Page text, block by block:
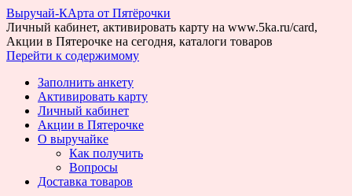
Выручай-КАрта от Пятёрочки
Личный кабинет, активировать карту на www.5ka.ru/card,
Акции в Пятерочке на сегодня, каталоги товаров
Перейти к содержимому
Заполнить анкету
Активировать карту
Личный кабинет
Акции в Пятерочке
О выручайке
Как получить
Вопросы
Доставка товаров